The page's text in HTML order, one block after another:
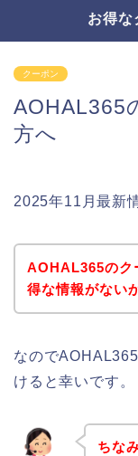
お得な
クーポン
AOHAL365
方へ
2025年11月最新
AOHAL365のク
得な情報がない
なので
けると幸いです。
ちな